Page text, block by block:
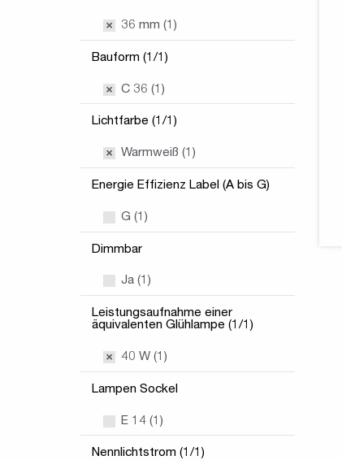
36 mm (1)
Bauform (1/1)
C 36 (1)
Lichtfarbe (1/1)
Warmweiß (1)
Energie Effizienz Label (A bis G)
G (1)
Dimmbar
Ja (1)
Leistungsaufnahme einer
äquivalenten Glühlampe (1/1)
40 W (1)
Lampen Sockel
E 14 (1)
Nennlichtstrom (1/1)